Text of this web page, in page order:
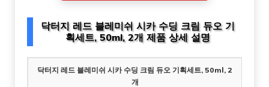
닥터지 레드 블레미쉬 시카 수딩 크림 듀오 기
획세트, 50ml, 2개 제품 상세 설명
닥터지 레드 블레미쉬 시카 수딩 크림 듀오 기획세트, 50ml, 2
개